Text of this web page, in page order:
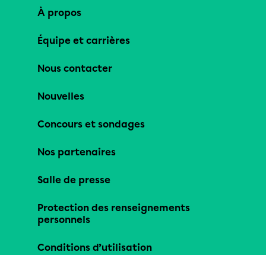
À propos
Équipe et carrières
Nous contacter
Nouvelles
Concours et sondages
Nos partenaires
Salle de presse
Protection des renseignements
personnels
Conditions d’utilisation